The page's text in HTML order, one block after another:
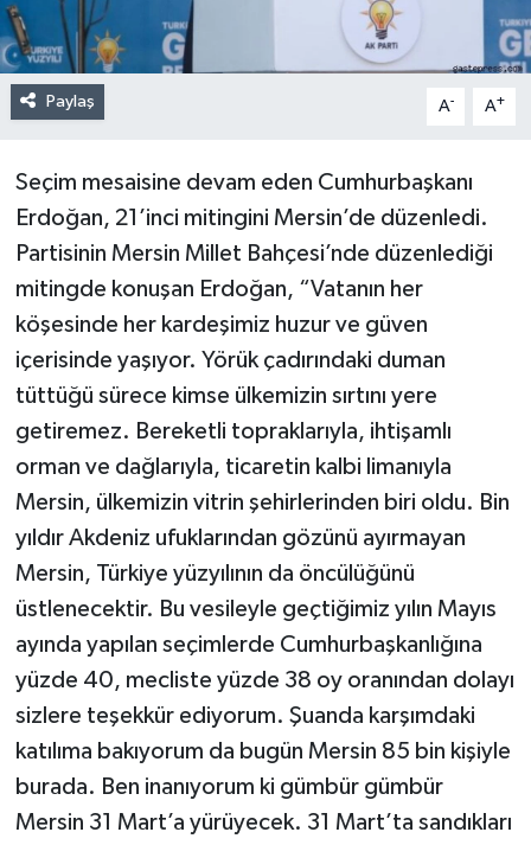
Paylaş A- A+
Seçim mesaisine devam eden Cumhurbaşkanı
Erdoğan, 21’inci mitingini Mersin’de düzenledi.
Partisinin Mersin Millet Bahçesi’nde düzenlediği
mitingde konuşan Erdoğan, “Vatanın her
köşesinde her kardeşimiz huzur ve güven
içerisinde yaşıyor. Yörük çadırındaki duman
tüttüğü sürece kimse ülkemizin sırtını yere
getiremez. Bereketli topraklarıyla, ihtişamlı
orman ve dağlarıyla, ticaretin kalbi limanıyla
Mersin, ülkemizin vitrin şehirlerinden biri oldu. Bin
yıldır Akdeniz ufuklarından gözünü ayırmayan
Mersin, Türkiye yüzyılının da öncülüğünü
üstlenecektir. Bu vesileyle geçtiğimiz yılın Mayıs
ayında yapılan seçimlerde Cumhurbaşkanlığına
yüzde 40, mecliste yüzde 38 oy oranından dolayı
sizlere teşekkür ediyorum. Şuanda karşımdaki
katılıma bakıyorum da bugün Mersin 85 bin kişiyle
burada. Ben inanıyorum ki gümbür gümbür
Mersin 31 Mart’a yürüyecek. 31 Mart’ta sandıkları